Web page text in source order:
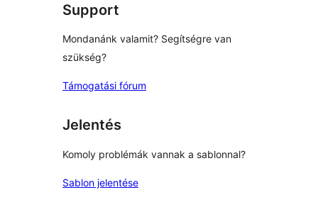
Support
Mondanánk valamit? Segítségre van
szükség?
Támogatási fórum
Jelentés
Komoly problémák vannak a sablonnal?
Sablon jelentése